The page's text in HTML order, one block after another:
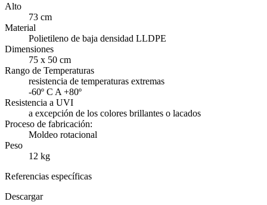
Alto
73 cm
Material
Polietileno de baja densidad LLDPE
Dimensiones
75 x 50 cm
Rango de Temperaturas
resistencia de temperaturas extremas
-60º C A +80º
Resistencia a UVI
a excepción de los colores brillantes o lacados
Proceso de fabricación:
Moldeo rotacional
Peso
12 kg
Referencias específicas
Descargar